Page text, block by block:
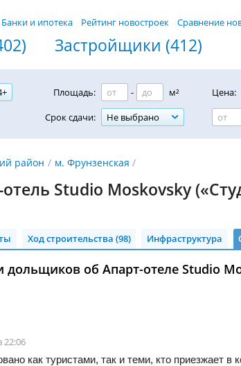
Банки и ипотека Рейтинг новостроек Сравнение
Застройщики (412)
Площадь: -
м²
Срок сдачи:
Не выбрано
Цена:
район м. Фрунзенская
Studio Moskovsky
Ход строительства (98) Инфраструктура
об Апарт-отеле Studio
22:06
как туристами, так и теми, кто приезжает в